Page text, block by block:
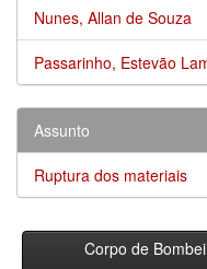
Nunes, Allan de Souza
Passarinho, Estevão
Assunto
Ruptura dos materiais
Corpo de